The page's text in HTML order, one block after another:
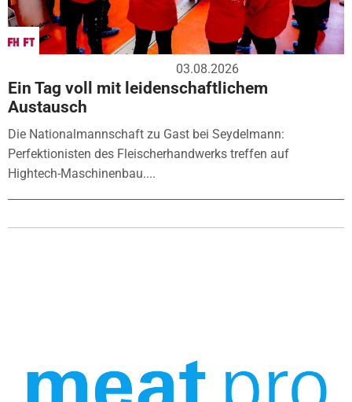
03.08.2026
Ein Tag voll mit leidenschaftlichem
Austausch
Die Nationalmannschaft zu Gast bei Seydelmann:
Perfektionisten des Fleischerhandwerks treffen auf
Hightech-Maschinenbau....